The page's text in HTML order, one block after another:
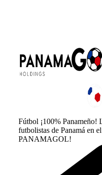
Fútbol ¡100% Panameño!
futbolistas de Panamá en
PANAMAGOL!